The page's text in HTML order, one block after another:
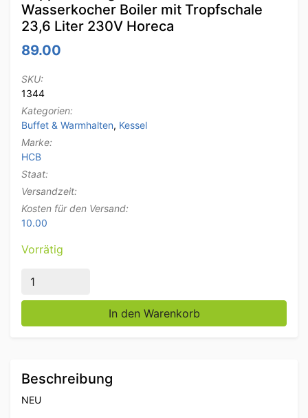
Wasserkocher Boiler mit Tropfschale
23,6 Liter 230V Horeca
89.00
SKU:
1344
Kategorien:
Buffet & Warmhalten, Kessel
Marke:
HCB
Staat:
Versandzeit:
Kosten für den Versand:
10.00
Vorrätig
Doppelwandiger Edelstahl-Wasserkocher Boiler mit
In den Warenkorb
Beschreibung
NEU